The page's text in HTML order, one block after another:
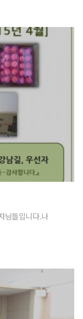
님들입니다.나